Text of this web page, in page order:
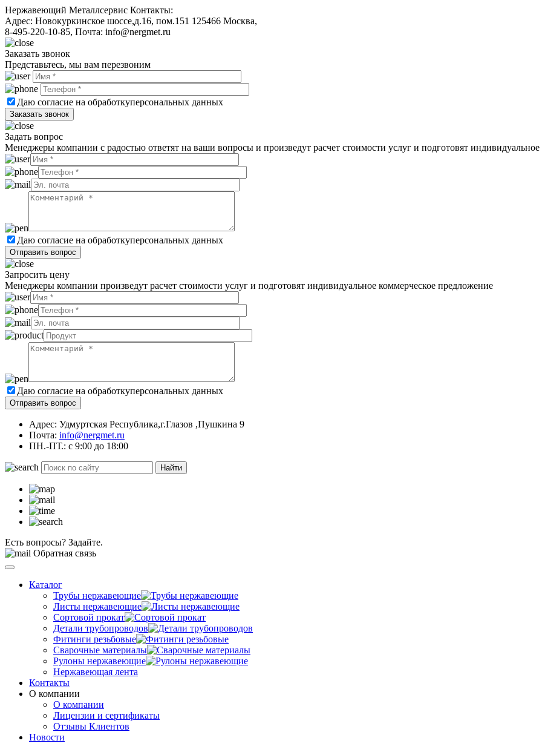
Нержавеющий Металлсервис Контакты:
Адрес: Новокуркинское шоссе,д.16, пом.151 125466 Москва,
8-495-220-10-85, Почта: info@nergmet.ru
Заказать звонок
Представьтесь, мы вам перезвоним
Даю согласие на обработкуперсональных данных
Задать вопрос
Менеджеры компании с радостью ответят на ваши вопросы и произведут расчет стоимости услуг и подготовят
Даю согласие на обработкуперсональных данных
Запросить цену
Менеджеры компании произведут расчет стоимости услуг и подготовят индивидуальное коммерческое предложение
Даю согласие на обработкуперсональных данных
Адрес: Удмуртская Республика,г.Глазов ,Пушкина 9
Почта: info@nergmet.ru
ПН.-ПТ.: с 9:00 до 18:00
Найти
Есть вопросы? Задайте.
Обратная связь
Каталог
Трубы нержавеющие
Листы нержавеющие
Сортовой прокат
Детали трубопроводов
Фитинги резьбовые
Сварочные материалы
Рулоны нержавеющие
Нержавеющая лента
Контакты
О компании
О компании
Лицензии и сертификаты
Отзывы Клиентов
Новости